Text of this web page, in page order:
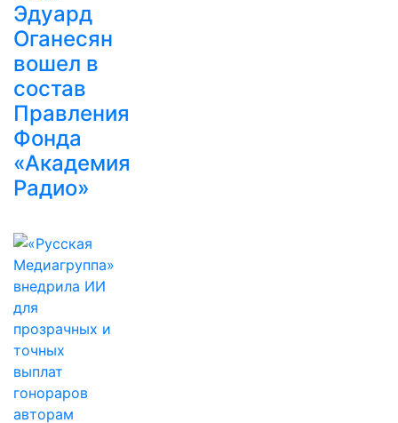
Эдуард
Оганесян
вошел в
состав
Правления
Фонда
«Академия
Радио»